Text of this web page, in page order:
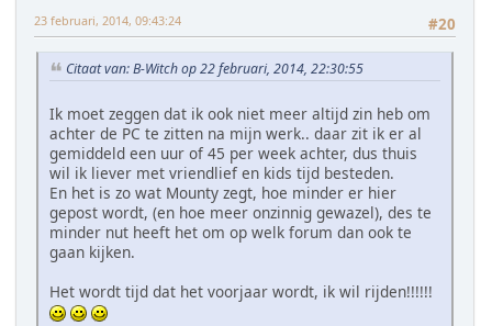
#20
23 februari, 2014, 09:43:24
Citaat van: B-Witch op 22 februari, 2014, 22:30:55
Ik moet zeggen dat ik ook niet meer altijd zin heb om
achter de PC te zitten na mijn werk.. daar zit ik er al
gemiddeld een uur of 45 per week achter, dus thuis
wil ik liever met vriendlief en kids tijd besteden.
En het is zo wat Mounty zegt, hoe minder er hier
gepost wordt, (en hoe meer onzinnig gewazel), des te
minder nut heeft het om op welk forum dan ook te
gaan kijken.
Het wordt tijd dat het voorjaar wordt, ik wil rijden!!!!!!